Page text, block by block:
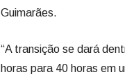
Guimarães.
“A transição se dará
horas para 40 horas em